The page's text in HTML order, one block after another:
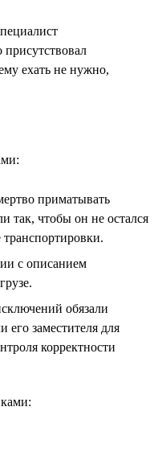
ехать не нужно,
приматывать
так, чтобы он не остался
транспортировки.
с описанием
обязали
его заместителя для
корректности